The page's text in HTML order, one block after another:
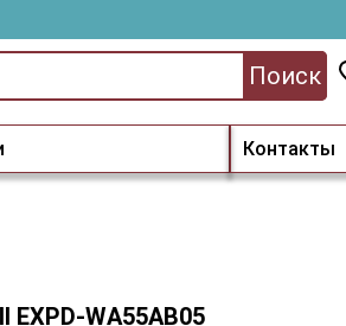
Контакты
Поиск
EXPD-WA55AB05